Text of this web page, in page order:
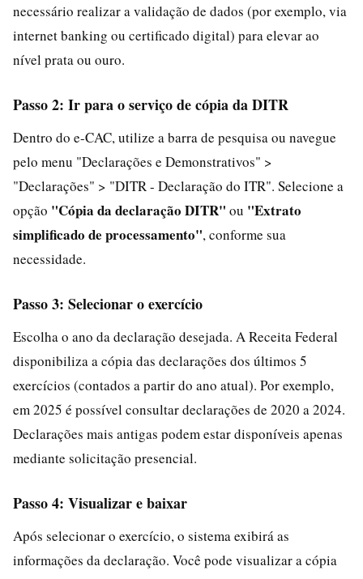
necessário realizar a validação de dados (por exemplo, via
internet banking ou certificado digital) para elevar ao
nível prata ou ouro.
Passo 2: Ir para o serviço de cópia da DITR
Dentro do e-CAC, utilize a barra de pesquisa ou navegue
pelo menu "Declarações e Demonstrativos" >
"Declarações" > "DITR - Declaração do ITR". Selecione a
opção "Cópia da declaração DITR" ou "Extrato
simplificado de processamento", conforme sua
necessidade.
Passo 3: Selecionar o exercício
Escolha o ano da declaração desejada. A Receita Federal
disponibiliza a cópia das declarações dos últimos 5
exercícios (contados a partir do ano atual). Por exemplo,
em 2025 é possível consultar declarações de 2020 a 2024.
Declarações mais antigas podem estar disponíveis apenas
mediante solicitação presencial.
Passo 4: Visualizar e baixar
Após selecionar o exercício, o sistema exibirá as
informações da declaração. Você pode visualizar a cópia